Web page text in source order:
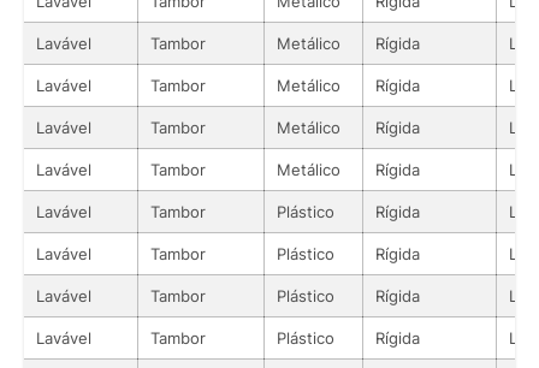
Lavável Tambor Metálico Rígida
Lavável Tambor Metálico Rígida
Lavável Tambor Metálico Rígida
Lavável Tambor Metálico Rígida
Lavável Tambor Plástico Rígida
Lavável Tambor Plástico Rígida
Lavável Tambor Plástico Rígida
Lavável Tambor Plástico Rígida